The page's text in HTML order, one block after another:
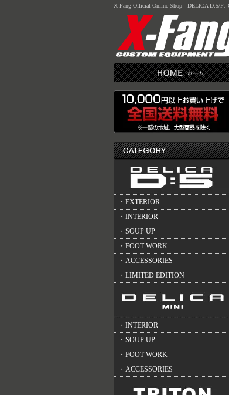
X-Fang Official Online Shop - DELICA D:5/FJ
・EXTERIOR
・INTERIOR
・SOUP UP
・FOOT WORK
・ACCESSORIES
・LIMITED EDITION
・INTERIOR
・SOUP UP
・FOOT WORK
・ACCESSORIES